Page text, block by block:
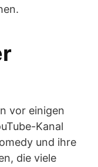
vor einigen
Kanal
und ihre
die viele